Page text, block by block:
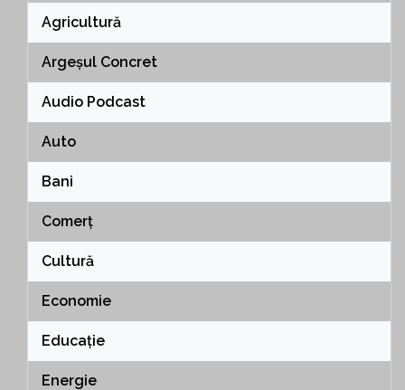
Agricultură
Argeșul Concret
Audio Podcast
Auto
Bani
Comerț
Cultură
Economie
Educație
Energie